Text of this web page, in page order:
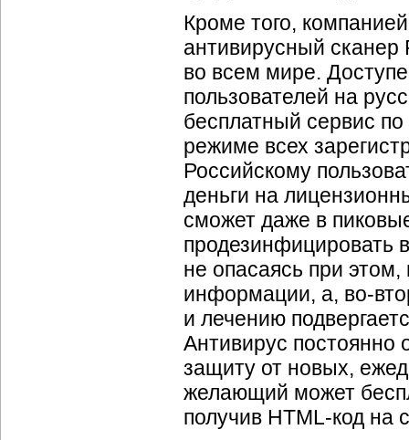
Кроме того,
антивирусный сканер
во всем мире.
пользователей на
бесплатный сервис
режиме всех
Российскому
деньги на
сможет даже в
продезинфицировать
не опасаясь при этом,
информации, а, во-
и лечению
Антивирус постоянно
защиту от новых,
желающий может
получив HTML-код на